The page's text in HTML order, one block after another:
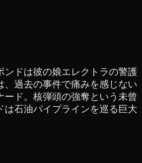
ンドは彼の娘エレクトラの警護
過去の事件で痛みを感じない
ド。核弾頭の強奪という未曾
石油パイプラインを巡る巨大